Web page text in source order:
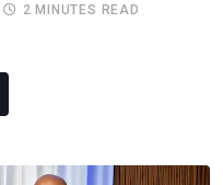
2 MINUTES READ